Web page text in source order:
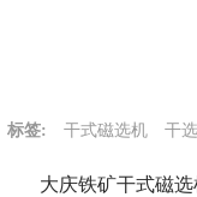
标签: 干式磁选机 干
大庆铁矿干式磁